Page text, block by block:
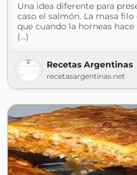
Una idea diferente para
caso el salmón. La masa
que cuando la horneas
(...)
Recetas Argentinas
recetasargentinas.net